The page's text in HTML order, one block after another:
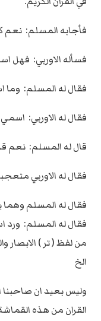
فأجابه المسلم: نعم
فسأله الاوربي: فهل
فقال له المسلم: وما
فقال له الاوربي:
قال له المسلم: نعم
فقال له الاوربي
فقال له المسلم
فقال له المسلم: ورد
من لفظ ( تر ) الابصار
الخ
وليس بعيد ان صاحبنا
القران من هذه